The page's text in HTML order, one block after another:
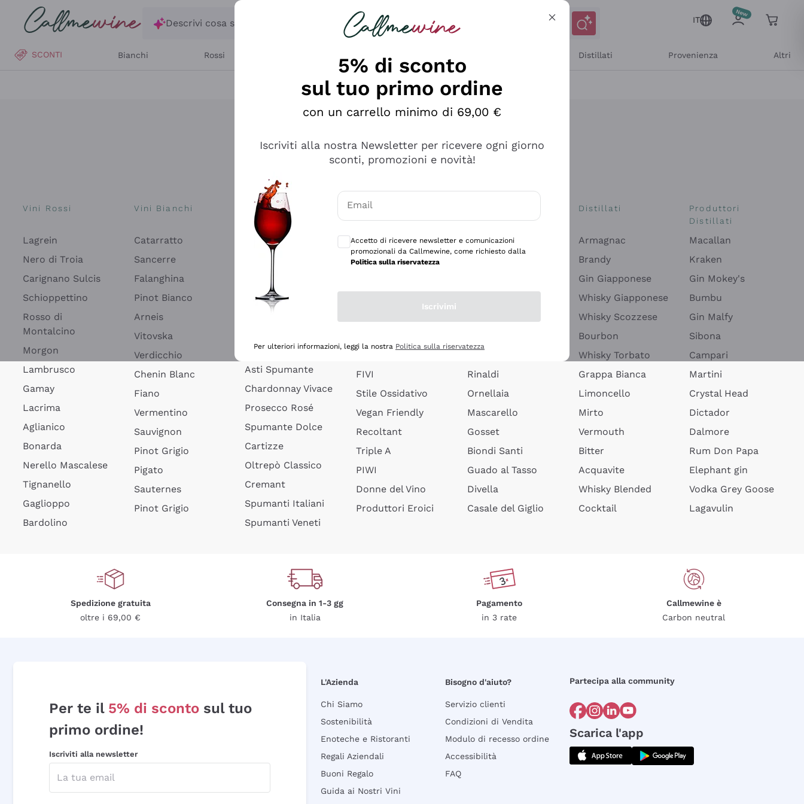
Salta al contenuto principale
Descrivi cosa stai cercando
IT
SCONTI Bianchi Rossi Distillati Provenienza Altri
Esplora il catalogo
Vini Rossi
Lagrein
Nero di Troia
Carignano Sulcis
Schioppettino
Rosso di
Montalcino
Morgon
Lambrusco
Gamay
Lacrima
Aglianico
Bonarda
Nerello Mascalese
Tignanello
Gaglioppo
Bardolino
Vini Bianchi
Catarratto
Sancerre
Falanghina
Pinot Bianco
Arneis
Vitovska
Verdicchio
Chenin Blanc
Fiano
Vermentino
Sauvignon
Pinot Grigio
Pigato
Sauternes
Pinot Grigio
Spumanti
Prosecco Col
Fondo
Blanquette Limoux
Spumanti Pinot
Spumanti Ribolla
Lambrusco Vivace
Asti Spumante
Chardonnay Vivace
Prosecco Rosé
Spumante Dolce
Cartizze
Oltrepò Classico
Cremant
Spumanti Italiani
Spumanti Veneti
Filosofie
Vini del Vignaiolo
Orange Wine
FIVI
Stile Ossidativo
Vegan Friendly
Recoltant
Triple A
PIWI
Donne del Vino
Produttori Eroici
Sedilesu
Rinaldi
Ornellaia
Mascarello
Gosset
Biondi Santi
Guado al Tasso
Divella
Casale del Giglio
Distillati
Armagnac
Brandy
Gin Giapponese
Whisky Giapponese
Whisky Scozzese
Bourbon
Whisky Torbato
Grappa Bianca
Limoncello
Mirto
Vermouth
Bitter
Acquavite
Whisky Blended
Cocktail
Produttori
Distillati
Macallan
Kraken
Gin Mokey's
Bumbu
Gin Malfy
Sibona
Campari
Martini
Crystal Head
Dictador
Dalmore
Rum Don Papa
Elephant gin
Vodka Grey Goose
Lagavulin
Spedizione gratuita
oltre i 69,00 €
Consegna in 1-3 gg
in Italia
Pagamento
in 3 rate
Callmewine è
Carbon neutral
Per te il 5% di sconto sul tuo
primo ordine!
Iscriviti alla newsletter
L'Azienda
Chi Siamo
Sostenibilità
Enoteche e Ristoranti
Regali Aziendali
Buoni Regalo
Guida ai Nostri Vini
Bisogno d'aiuto?
Servizio clienti
Condizioni di Vendita
Modulo di recesso ordine
Accessibilità
FAQ
Partecipa alla community
Scarica l'app
5% di sconto
sul tuo primo ordine
con un carrello minimo di 69,00 €
Iscriviti alla nostra Newsletter per ricevere ogni giorno
sconti, promozioni e novità!
Email
Accetto di ricevere newsletter e comunicazioni
promozionali da Callmewine, come richiesto dalla
Politica sulla riservatezza
Iscrivimi
Per ulteriori informazioni, leggi la nostra Politica sulla riservatezza